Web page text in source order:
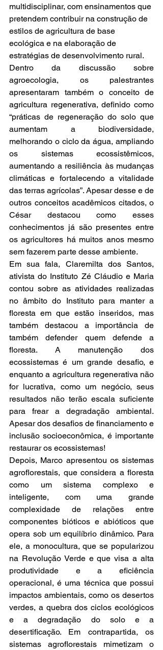
multidisciplinar, com ensinamentos que
pretendem contribuir na construção de
estilos de agricultura de base
ecológica e na elaboração de
estratégias de desenvolvimento rural.
Dentro da discussão sobre
agroecologia, os palestrantes
apresentaram também o conceito de
agricultura regenerativa, definido como
“práticas de regeneração do solo que
aumentam a biodiversidade,
melhorando o ciclo da água, ampliando
os sistemas ecossistêmicos,
aumentando a resiliência às mudanças
climáticas e fortalecendo a vitalidade
das terras agrícolas”. Apesar desse e de
outros conceitos acadêmicos citados, o
César destacou como esses
conhecimentos já são presentes entre
os agricultores há muitos anos mesmo
sem fazerem parte desse ambiente.
Em sua fala, Claremilta dos Santos,
ativista do Instituto Zé Cláudio e Maria
contou sobre as atividades realizadas
no âmbito do Instituto para manter a
floresta em que estão inseridos, mas
também destacou a importância de
também defender quem defende a
floresta. A manutenção dos
ecossistemas é um grande desafio, e
enquanto a agricultura regenerativa não
for lucrativa, como um negócio, seus
resultados não terão escala suficiente
para frear a degradação ambiental.
Apesar dos desafios de financiamento e
inclusão socioeconômica, é importante
restaurar os ecossistemas!
Depois, Marco apresentou os sistemas
agroflorestais, que considera a floresta
como um sistema complexo e
inteligente, com uma grande
complexidade de relações entre
componentes bióticos e abióticos que
opera sob um equilíbrio dinâmico. Para
ele, a monocultura, que se popularizou
na Revolução Verde e que visa a alta
produtividade e a eficiência
operacional, é uma técnica que possui
impactos ambientais, como os desertos
verdes, a quebra dos ciclos ecológicos
e a degradação do solo e a
desertificação. Em contrapartida, os
sistemas agroflorestais mimetizam o